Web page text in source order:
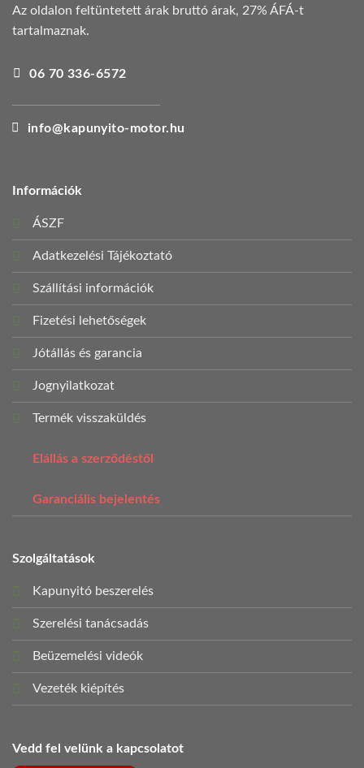
Az oldalon feltüntetett árak bruttó árak, 27% ÁFÁ-t
tartalmaznak.
06 70 336-6572
info@kapunyito-motor.hu
Információk
ÁSZF
Adatkezelési Tájékoztató
Szállítási információk
Fizetési lehetőségek
Jótállás és garancia
Jognyilatkozat
Termék visszaküldés
Elállás a szerződéstől
Garanciális bejelentés
Szolgáltatások
Kapunyitó beszerelés
Szerelési tanácsadás
Beüzemelési videók
Vezeték kiépítés
Vedd fel velünk a kapcsolatot